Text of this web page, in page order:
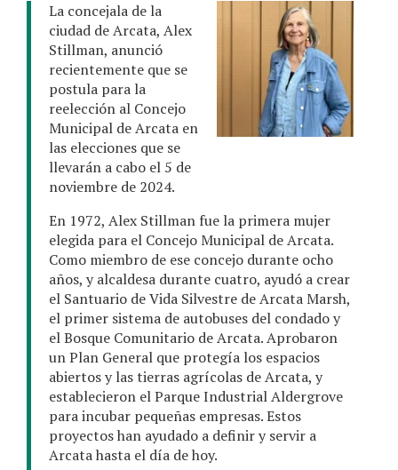
La concejala de la
ciudad de Arcata, Alex
Stillman, anunció
recientemente que se
postula para la
reelección al Concejo
Municipal de Arcata en
las elecciones que se
llevarán a cabo el 5 de
noviembre de 2024.
En 1972, Alex Stillman fue la primera mujer
elegida para el Concejo Municipal de Arcata.
Como miembro de ese concejo durante ocho
años, y alcaldesa durante cuatro, ayudó a crear
el Santuario de Vida Silvestre de Arcata Marsh,
el primer sistema de autobuses del condado y
el Bosque Comunitario de Arcata. Aprobaron
un Plan General que protegía los espacios
abiertos y las tierras agrícolas de Arcata, y
establecieron el Parque Industrial Aldergrove
para incubar pequeñas empresas. Estos
proyectos han ayudado a definir y servir a
Arcata hasta el día de hoy.